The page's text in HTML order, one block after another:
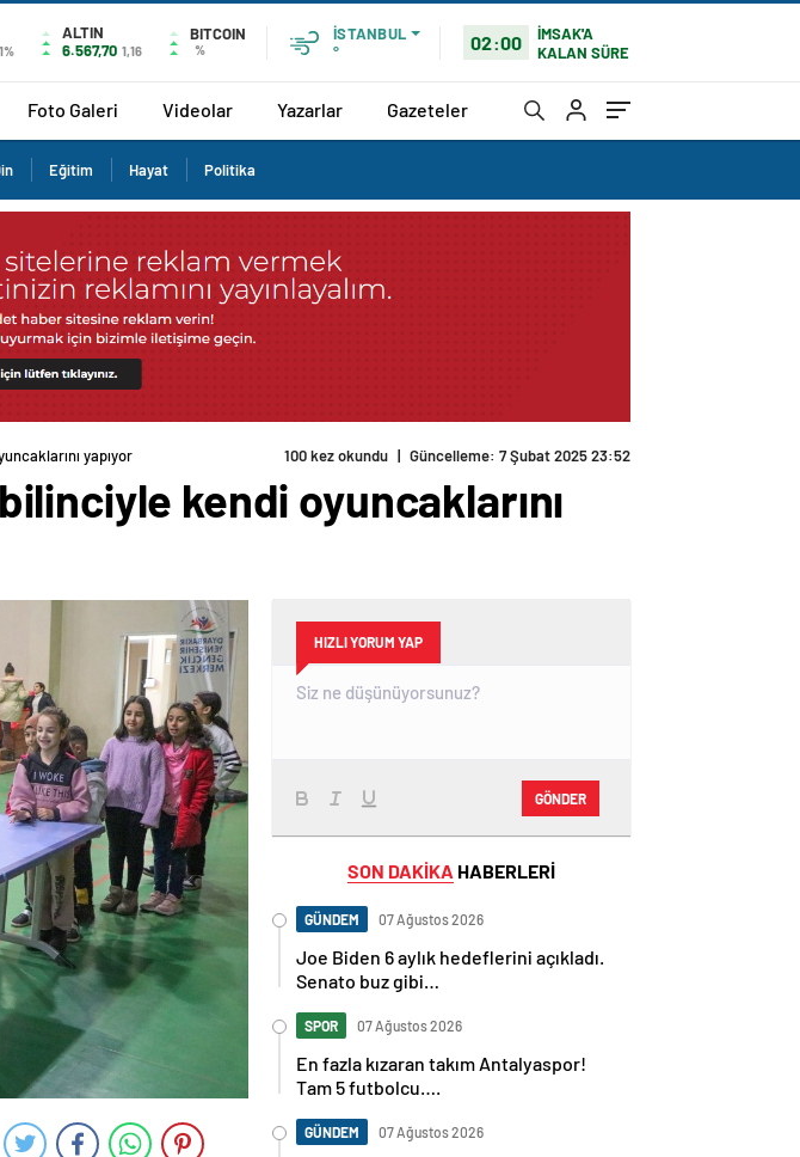
ALTIN
6.567,70 1,16
BITCOIN
%
İSTANBUL
°
02:00
İMSAK'A
KALAN SÜRE
Foto Galeri Videolar Yazarlar Gazeteler
Eğitim Hayat Politika
yapıyor 100 kez okundu | Güncelleme: 7 Şubat 2025 23:52
kendi oyuncaklarını
HIZLI YORUM YAP
GÖNDER
SON DAKİKA HABERLERİ
GÜNDEM 07 Ağustos 2026
Joe Biden 6 aylık hedeflerini açıkladı.
Senato buz gibi…
SPOR 07 Ağustos 2026
En fazla kızaran takım Antalyaspor!
Tam 5 futbolcu….
GÜNDEM 07 Ağustos 2026